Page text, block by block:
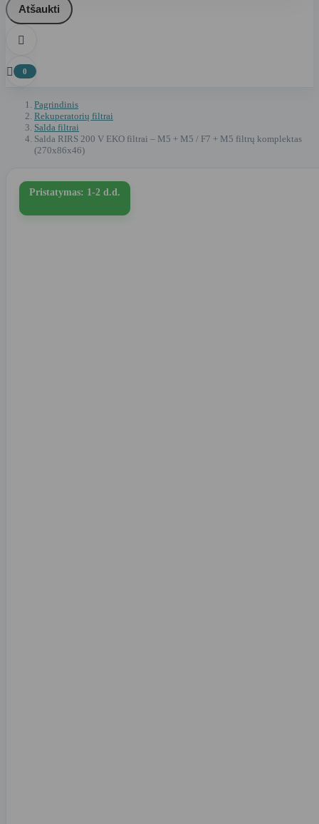
Atšaukti

 0
Pagrindinis
Rekuperatorių filtrai
Salda filtrai
Salda RIRS 200 V EKO filtrai – M5 + M5 / F7 + M5 filtrų komplektas
(270x86x46)
Pristatymas: 1-2 d.d.